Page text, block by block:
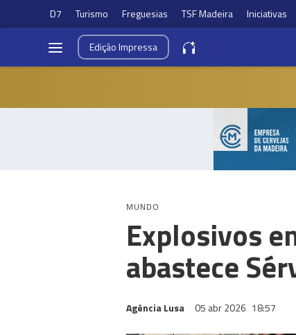
D7 Turismo Freguesias TSF Madeira Iniciativas
EdiçãoImpressa
MUNDO
Explosivos
abastece
Agência Lusa 05 abr 2026 18:57